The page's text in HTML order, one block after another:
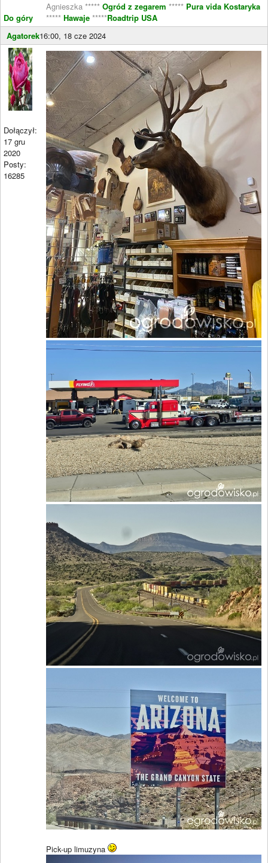
Do góry
Agnieszka ***** Ogród z zegarem ***** Pura vida Kostaryka
***** Hawaje *****Roadtrip USA
Agatorek16:00, 18 cze 2024
Dołączył:
17 gru
2020
Posty:
16285
Pick-up limuzyna